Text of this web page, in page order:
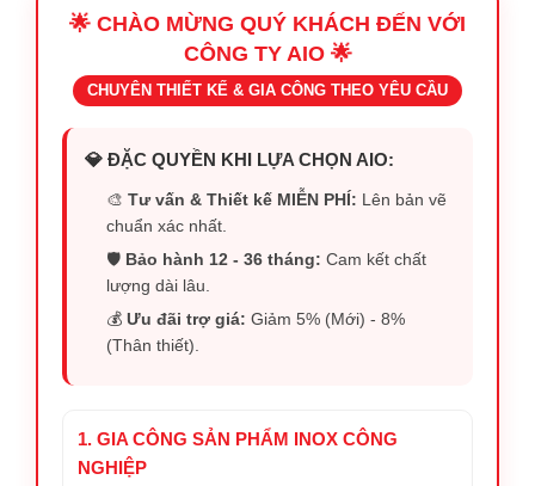
🌟 CHÀO MỪNG QUÝ KHÁCH ĐẾN VỚI
CÔNG TY AIO 🌟
CHUYÊN THIẾT KẾ & GIA CÔNG THEO YÊU CẦU
💎 ĐẶC QUYỀN KHI LỰA CHỌN AIO:
🎨Tư vấn & Thiết kế MIỄN PHÍ: Lên bản vẽ
chuẩn xác nhất.
🛡️ Bảo hành 12 - 36 tháng: Cam kết chất
lượng dài lâu.
💰Ưu đãi trợ giá: Giảm 5% (Mới) - 8%
(Thân thiết).
1. GIA CÔNG SẢN PHẨM INOX CÔNG
NGHIỆP